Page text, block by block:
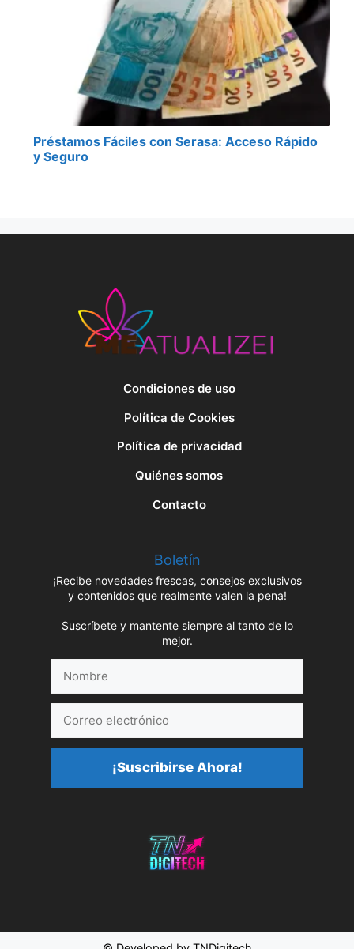
Préstamos Fáciles con Serasa: Acceso Rápido
y Seguro
Condiciones de uso
Política de Cookies
Política de privacidad
Quiénes somos
Contacto
Boletín
¡Recibe novedades frescas, consejos exclusivos
y contenidos que realmente valen la pena!
Suscríbete y mantente siempre al tanto de lo
mejor.
electrónico
¡Suscribirse Ahora!